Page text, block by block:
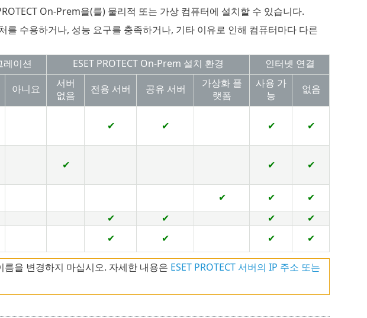
On-Prem을(를) 물리적 또는 가상 컴퓨터에 설치할 수 있습니다.
수용하거나, 성능 요구를 충족하거나, 기타 이유로 인해 컴퓨터마다 다른
레이션 ESET PROTECT On-Prem 설치 환경
인터넷 연결
아니요
서버
없음
전용 서버 공유 서버
가상화 플
랫폼
사용 가
능
없음
✔ ✔ ✔ ✔
✔ ✔ ✔
✔ ✔
✔
✔ ✔ ✔
✔
✔ ✔ ✔ ✔
름을 변경하지 마십시오. 자세한 내용은 ESET PROTECT 서버의 IP 주소 또는